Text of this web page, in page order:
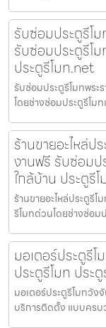
รับซ่อมประตูรีโ
รับซ่อมประตูรีโม
ประตูรีโมท.net
รับซ่อมประตูรีโมทพระ
โดยช่างซ่อมประตูรีโม
ร้านขายอะไหล่ป
งานฟรี รับซ่อมป
ใกล้บ้าน ประตูรี
ร้านขายอะไหล่ประตูรี
รีโมทด่วนโดยช่างซ่อม
มอเตอร์ประตูรี
ประตูรีโมท ประ
มอเตอร์ประตูรีโมทวัง
บริการติดตั้ง แบบครบ